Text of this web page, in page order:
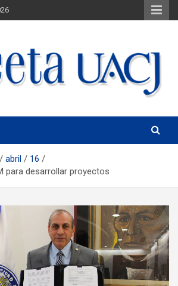
abril
16
para desarrollar proyectos